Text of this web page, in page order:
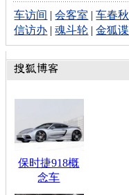
车访间 |会客室 |车春秋
信访办 |魂斗轮 |金狐谍
保时捷918概
念车